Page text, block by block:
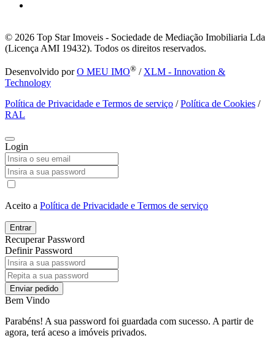
© 2026 Top Star Imoveis - Sociedade de Mediação Imobiliaria Lda
(Licença AMI 19432). Todos os direitos reservados.
Desenvolvido porO MEU IMO® / XLM - Innovation &
Technology
Política de Privacidade e Termos de serviço /Política de Cookies /
RAL
Login
Aceito a Política de Privacidade e Termos de serviço
Entrar
Recuperar Password
Definir Password
Enviar pedido
Bem Vindo
Parabéns! A sua password foi guardada com sucesso. A partir de
agora, terá aceso a imóveis privados.